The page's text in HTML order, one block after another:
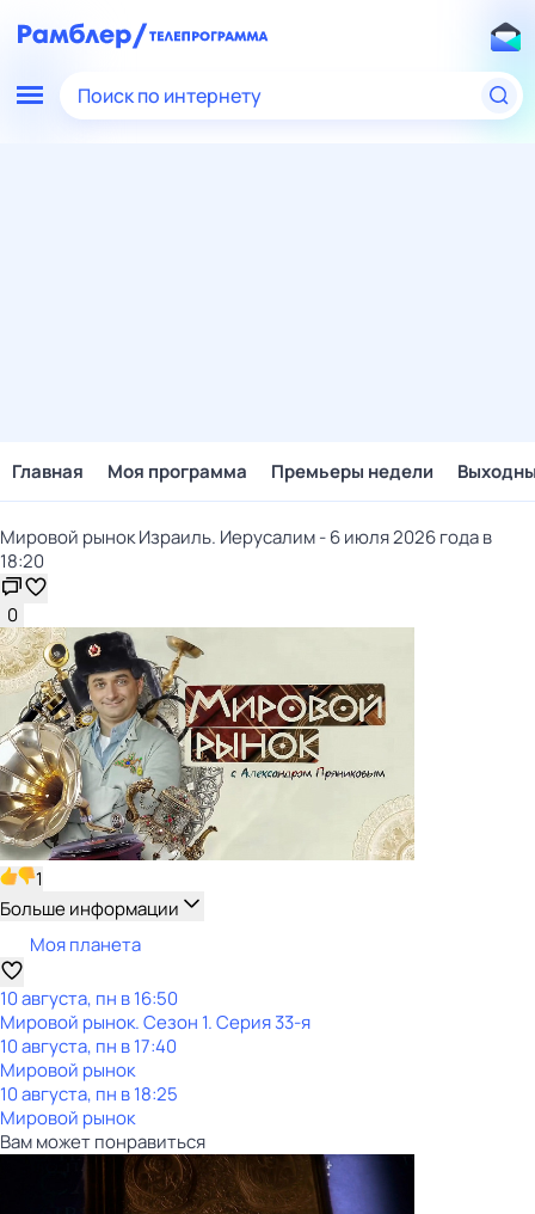
Поиск по интернету
Главная Моя программа Премьеры недели
Мировой рынок Израиль. Иерусалим - 6 июля 2026 года в
18:20
0
1
Больше информации
Моя планета
10 августа, пн в 16:50
Мировой рынок. Сезон 1. Серия 33-я
10 августа, пн в 17:40
Мировой рынок
10 августа, пн в 18:25
Мировой рынок
Вам может понравиться